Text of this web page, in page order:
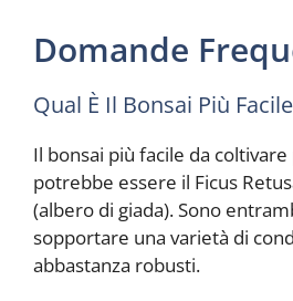
Domande
Qual È Il Bonsai Più
Il bonsai più facile da
potrebbe essere il Ficus
(albero di giada). Sono
sopportare una varietà di
abbastanza robusti.